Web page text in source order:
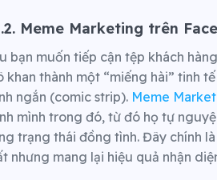
Meme Marketing trên
bạn muốn tiếp cận tệp khách
khan thành một “miếng hài” tinh
ngắn (comic strip). Meme
mình trong đó, từ đó họ tự
trạng thái đồng tình. Đây chính
nhưng mang lại hiệu quả nhận